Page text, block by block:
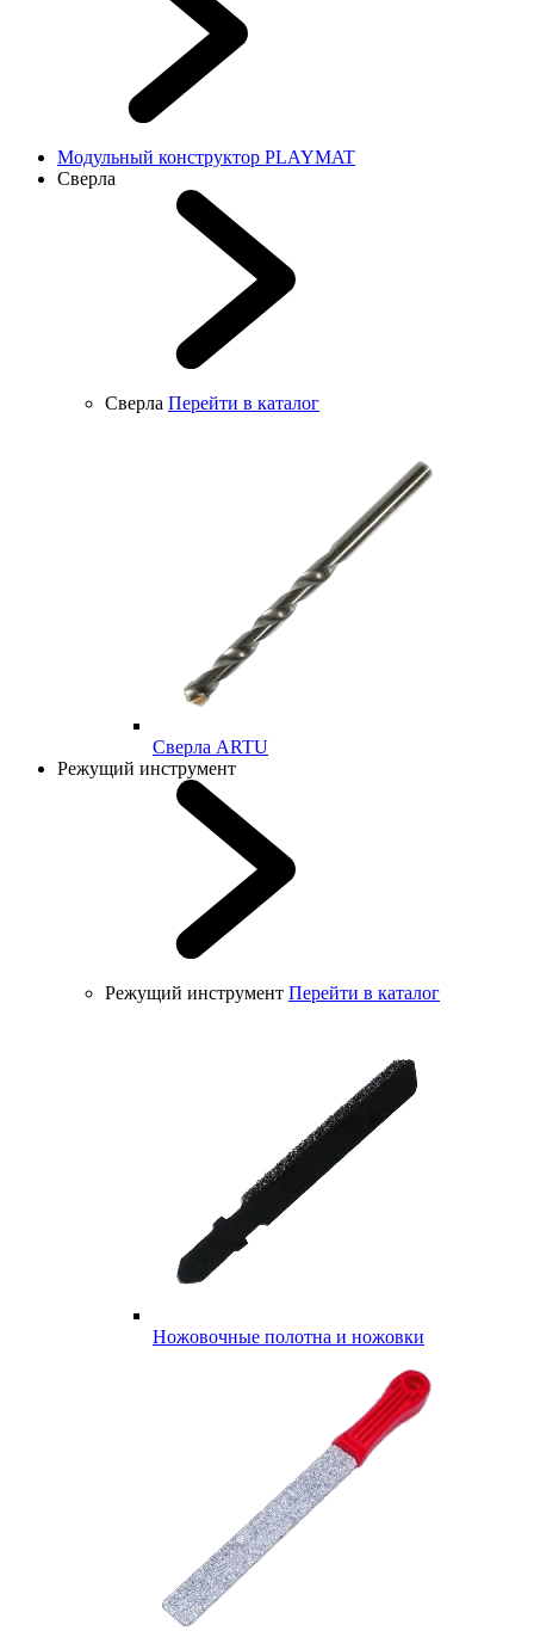
Модульный конструктор PLAYMAT
Сверла
Сверла Перейти в каталог
Cверла ARTU
Режущий инструмент
Режущий инструмент Перейти в каталог
Ножовочные полотна и ножовки